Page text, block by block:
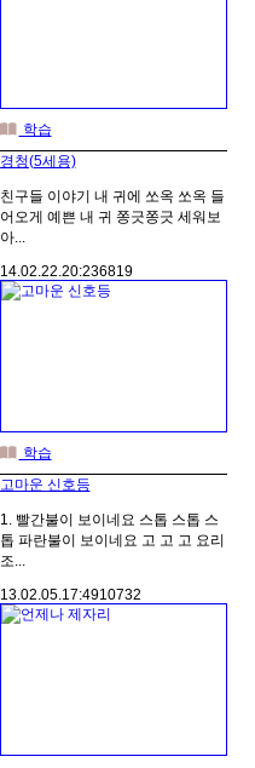
학습
경청(5세용)
친구들 이야기 내 귀에 쏘옥 쏘옥 들
어오게 예쁜 내 귀 쫑긋쫑긋 세워보
아...
14.02.22.20:236819
학습
고마운 신호등
1. 빨간불이 보이네요 스톱 스톱 스
톱 파란불이 보이네요 고 고 고 요리
조...
13.02.05.17:4910732